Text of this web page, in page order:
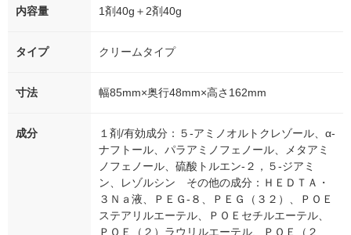
内容量 1剤40g＋2剤40g
タイプ クリームタイプ
寸法 幅85mm×奥行48mm×高さ162mm
成分
１剤/有効成分：５-アミノオルトクレゾール、α-
ナフトール、パラアミノフェノール、メタアミ
ノフェノール、硫酸トルエン-２，５-ジアミ
ン、レゾルシン その他の成分：ＨＥＤＴＡ・
３Ｎａ液、ＰＥＧ-８、ＰＥＧ（３２）、ＰＯＥ
ステアリルエーテル、ＰＯＥセチルエーテル、
ＰＯＥ（２）ラウリルエーテル、ＰＯＥ（２